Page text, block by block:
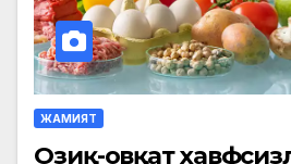
ЖАМИЯТ
Озиқ-овқат